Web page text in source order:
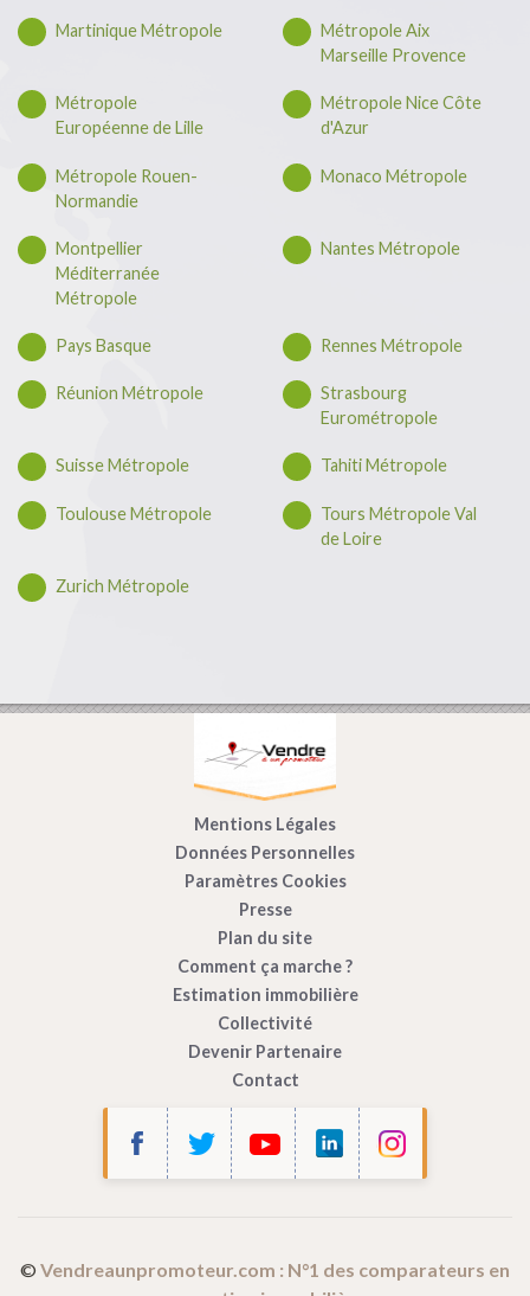
Martinique Métropole
Métropole Aix
Marseille Provence
Métropole
Européenne de Lille
Métropole Nice Côte
d'Azur
Métropole Rouen-
Normandie
Monaco Métropole
Montpellier
Méditerranée
Métropole
Nantes Métropole
Pays Basque Rennes Métropole
Réunion Métropole
Strasbourg
Eurométropole
Suisse Métropole Tahiti Métropole
Toulouse Métropole
Tours Métropole Val
de Loire
Zurich Métropole
Mentions Légales
Données Personnelles
Paramètres Cookies
Presse
Plan du site
Comment ça marche ?
Estimation immobilière
Collectivité
Devenir Partenaire
Contact
© Vendreaunpromoteur.com : N°1 des comparateurs en